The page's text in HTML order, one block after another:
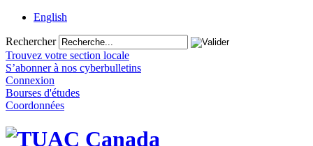
English
Rechercher
Trouvez votre section locale
S’abonner à nos cyberbulletins
Connexion
Bourses d'études
Coordonnées